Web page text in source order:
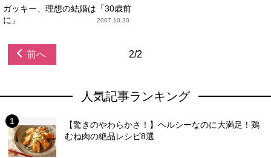
ガッキー、理想の結婚は「30歳前
に」
2007.10.30
前へ 2/2
人気記事ランキング
【驚きのやわらかさ！】ヘルシーなのに大満足！鶏
むね肉の絶品レシピ8選